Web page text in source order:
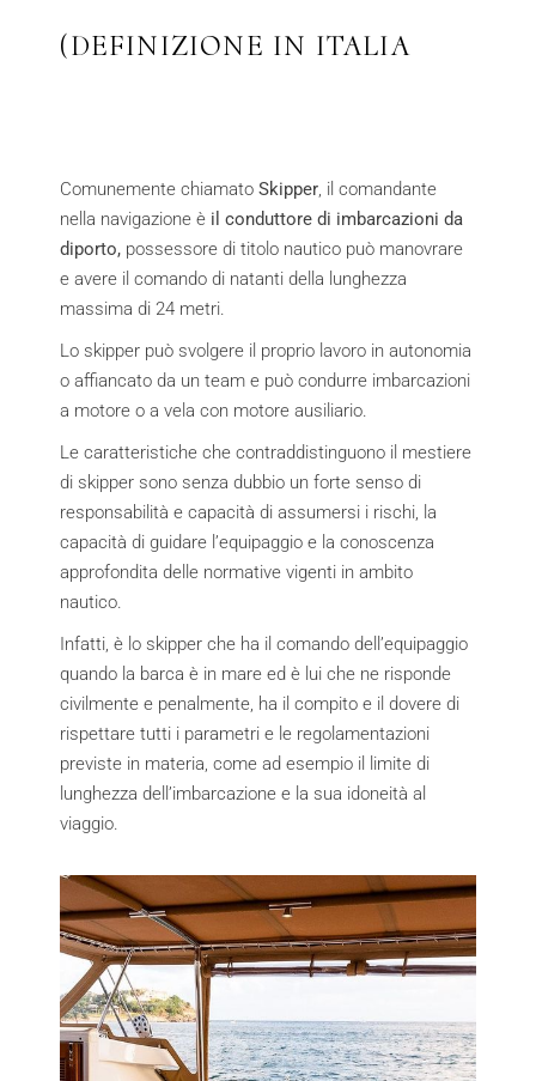
(DEFINIZIONE IN ITALIA
Comunemente chiamatoSkipper, il comandante
nella navigazione è il conduttore di imbarcazioni da
diporto, possessore di titolo nautico può manovrare
e avere il comando di natanti della lunghezza
massima di 24 metri.
Lo skipper può svolgere il proprio lavoro in autonomia
o affiancato da un team e può condurre imbarcazioni
a motore o a vela con motore ausiliario.
Le caratteristiche che contraddistinguono il mestiere
di skipper sono senza dubbio un forte senso di
responsabilità e capacità di assumersi i rischi, la
capacità di guidare l’equipaggio e la conoscenza
approfondita delle normative vigenti in ambito
nautico.
Infatti, è lo skipper che ha il comando dell’equipaggio
quando la barca è in mare ed è lui che ne risponde
civilmente e penalmente, ha il compito e il dovere di
rispettare tutti i parametri e le regolamentazioni
previste in materia, come ad esempio il limite di
lunghezza dell’imbarcazione e la sua idoneità al
viaggio.